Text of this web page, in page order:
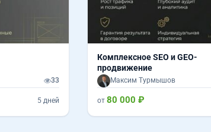
33
5 дней
Комплексное SEO и GEO-
продвижение
Максим Турмышов
от 80 000 ₽